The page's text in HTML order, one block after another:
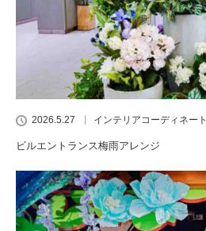
2026.5.27 インテリアコーディネート
ビルエントランス梅雨アレンジ